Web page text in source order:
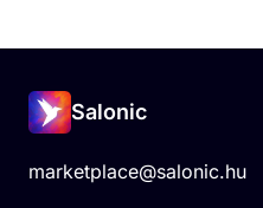
Salonic
marketplace@salonic.hu